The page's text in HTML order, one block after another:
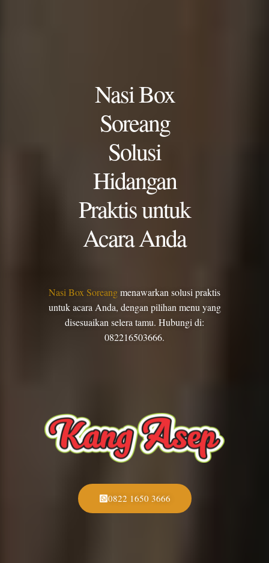
Nasi Box
Soreang
Solusi
Hidangan
Praktis untuk
Acara Anda
Nasi Box Soreangmenawarkan solusi praktis
untuk acara Anda, dengan pilihan menu yang
disesuaikan selera tamu. Hubungi di:
082216503666.
0822 1650 3666